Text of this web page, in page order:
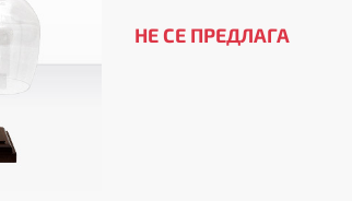
НЕ СЕ ПРЕДЛАГА